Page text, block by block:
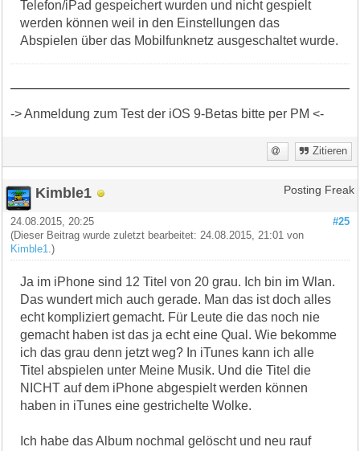
Telefon/iPad gespeichert wurden und nicht gespielt
werden können weil in den Einstellungen das
Abspielen über das Mobilfunknetz ausgeschaltet wurde.
-> Anmeldung zum Test der iOS 9-Betas bitte per PM <-
Zitieren
Kimble1 Posting Freak
#25
24.08.2015, 20:25
(Dieser Beitrag wurde zuletzt bearbeitet: 24.08.2015, 21:01 von
Kimble1.)
Ja im iPhone sind 12 Titel von 20 grau. Ich bin im Wlan.
Das wundert mich auch gerade. Man das ist doch alles
echt kompliziert gemacht. Für Leute die das noch nie
gemacht haben ist das ja echt eine Qual. Wie bekomme
ich das grau denn jetzt weg? In iTunes kann ich alle
Titel abspielen unter Meine Musik. Und die Titel die
NICHT auf dem iPhone abgespielt werden können
haben in iTunes eine gestrichelte Wolke.
Ich habe das Album nochmal gelöscht und neu rauf